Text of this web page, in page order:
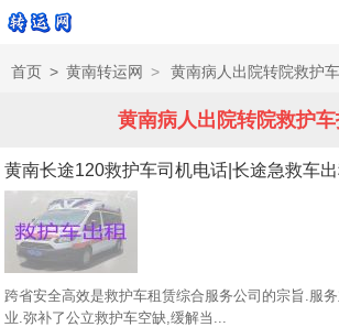
首页 > 黄南转运网 > 黄南病人出院转院救护
黄南病人出院转院救护
黄南长途120救护车司机电话|长途急救车
跨省安全高效是救护车租赁综合服务公司的宗旨.服
业.弥补了公立救护车空缺,缓解当...